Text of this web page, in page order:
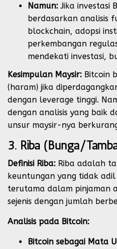
Namun: Jika investasi
berdasarkan analisis
blockchain, adopsi
perkembangan
mendekati investasi,
Kesimpulan Maysir: Bitcoin
(haram) jika
dengan leverage tinggi.
dengan analisis yang baik
unsur maysir-nya
3. Riba (Bunga/
Definisi Riba: Riba adalah
keuntungan yang tidak
terutama dalam pinjaman
sejenis dengan jumlah
Analisis pada Bitcoin:
Bitcoin sebagai Mata